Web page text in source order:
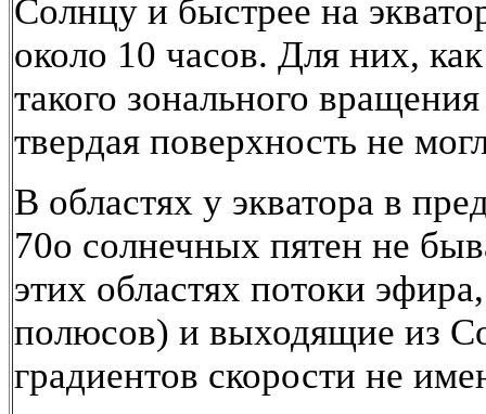
Солнцу и быстрее на
около 10 часов. Для них,
такого зонального
твердая поверхность не
В областях у экватора в
70о солнечных пятен не
этих областях потоки
полюсов) и выходящие из
градиентов скорости не